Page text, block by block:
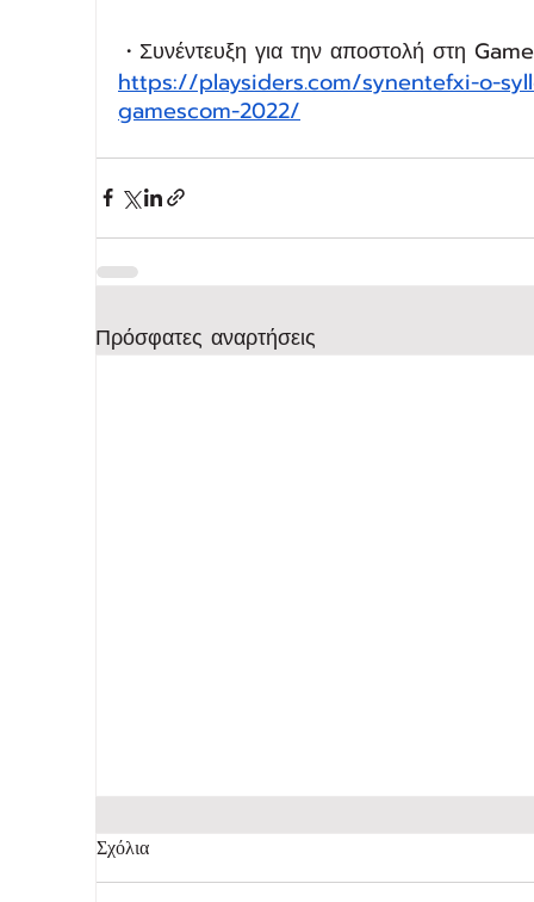
・Συνέντευξη για την αποστολή στη
https://playsiders.com/synentefxi-o-
gamescom-2022/
Πρόσφατες αναρτήσεις
Σχόλια